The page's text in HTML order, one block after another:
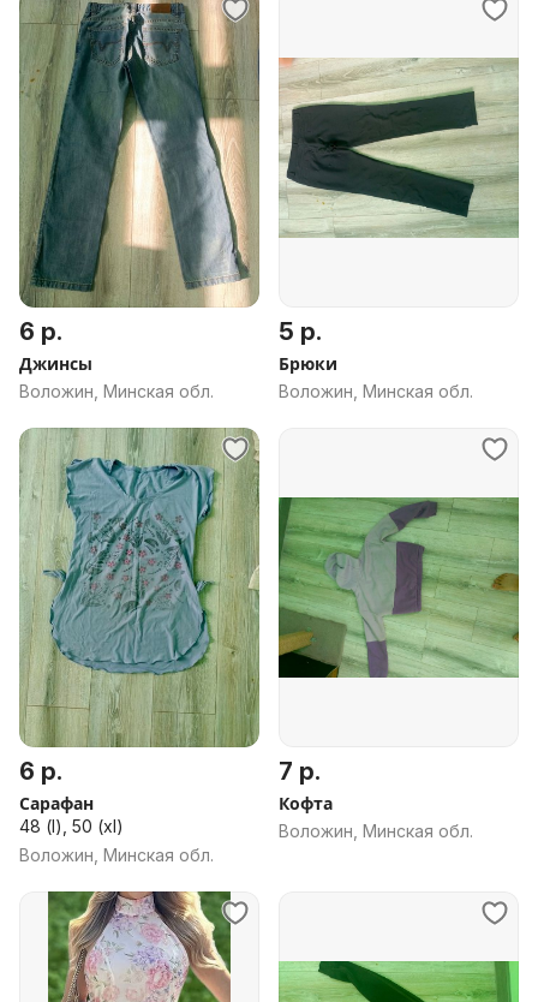
6 р.
Джинсы
Воложин, Минская обл.
5 р.
Брюки
Воложин, Минская обл.
6 р.
Сарафан
48 (l), 50 (xl)
Воложин, Минская обл.
7 р.
Кофта
Воложин, Минская обл.